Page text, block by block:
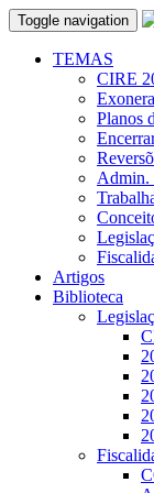
Toggle navigation
TEMAS
CIRE
Planos
Admin.
Artigos
Biblioteca